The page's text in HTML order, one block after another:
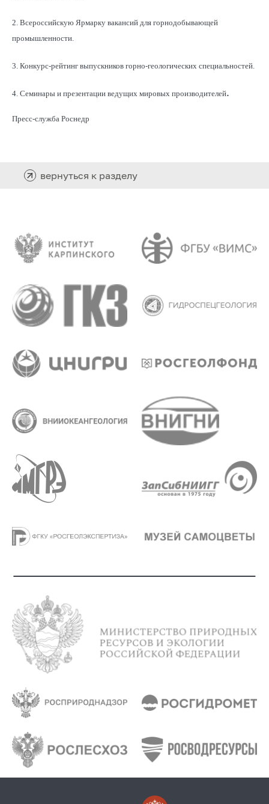
2. Всероссийскую Ярмарку вакансий для горнодобывающей
промышленности.
3. Конкурс-рейтинг выпускников горно-геологических специальностей.
4. Семинары и презентации ведущих мировых производителей.
Пресс-служба Роснедр
вернуться к разделу